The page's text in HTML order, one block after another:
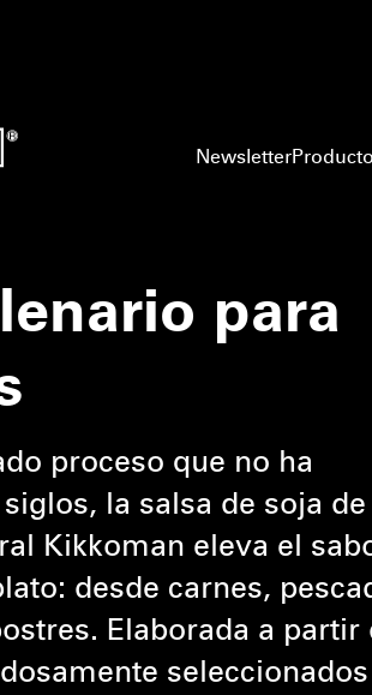
Newsletter
para
proceso que no ha
la salsa de soja de
Kikkoman eleva el
desde carnes,
Elaborada a partir